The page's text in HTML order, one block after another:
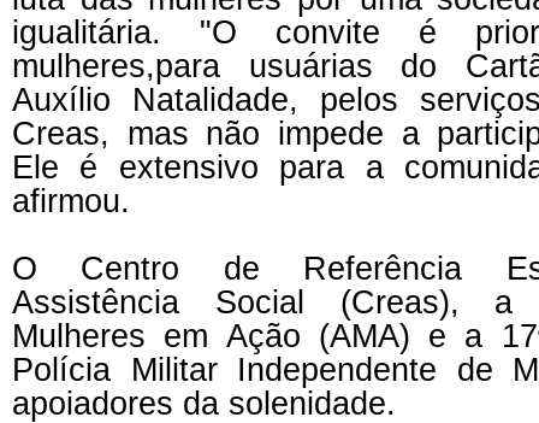
igualitária. "O convite é
mulheres,para usuárias do
Auxílio Natalidade, pelos
Creas, mas não impede a
Ele é extensivo para a
afirmou.
O Centro de Referência
Assistência Social (Creas), a
Mulheres em Ação (AMA) e a
Polícia Militar Independente de
apoiadores da solenidade.